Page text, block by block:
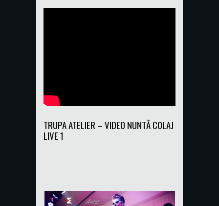
TRUPA ATELIER – VIDEO NUNTĂ COLAJ
LIVE 1